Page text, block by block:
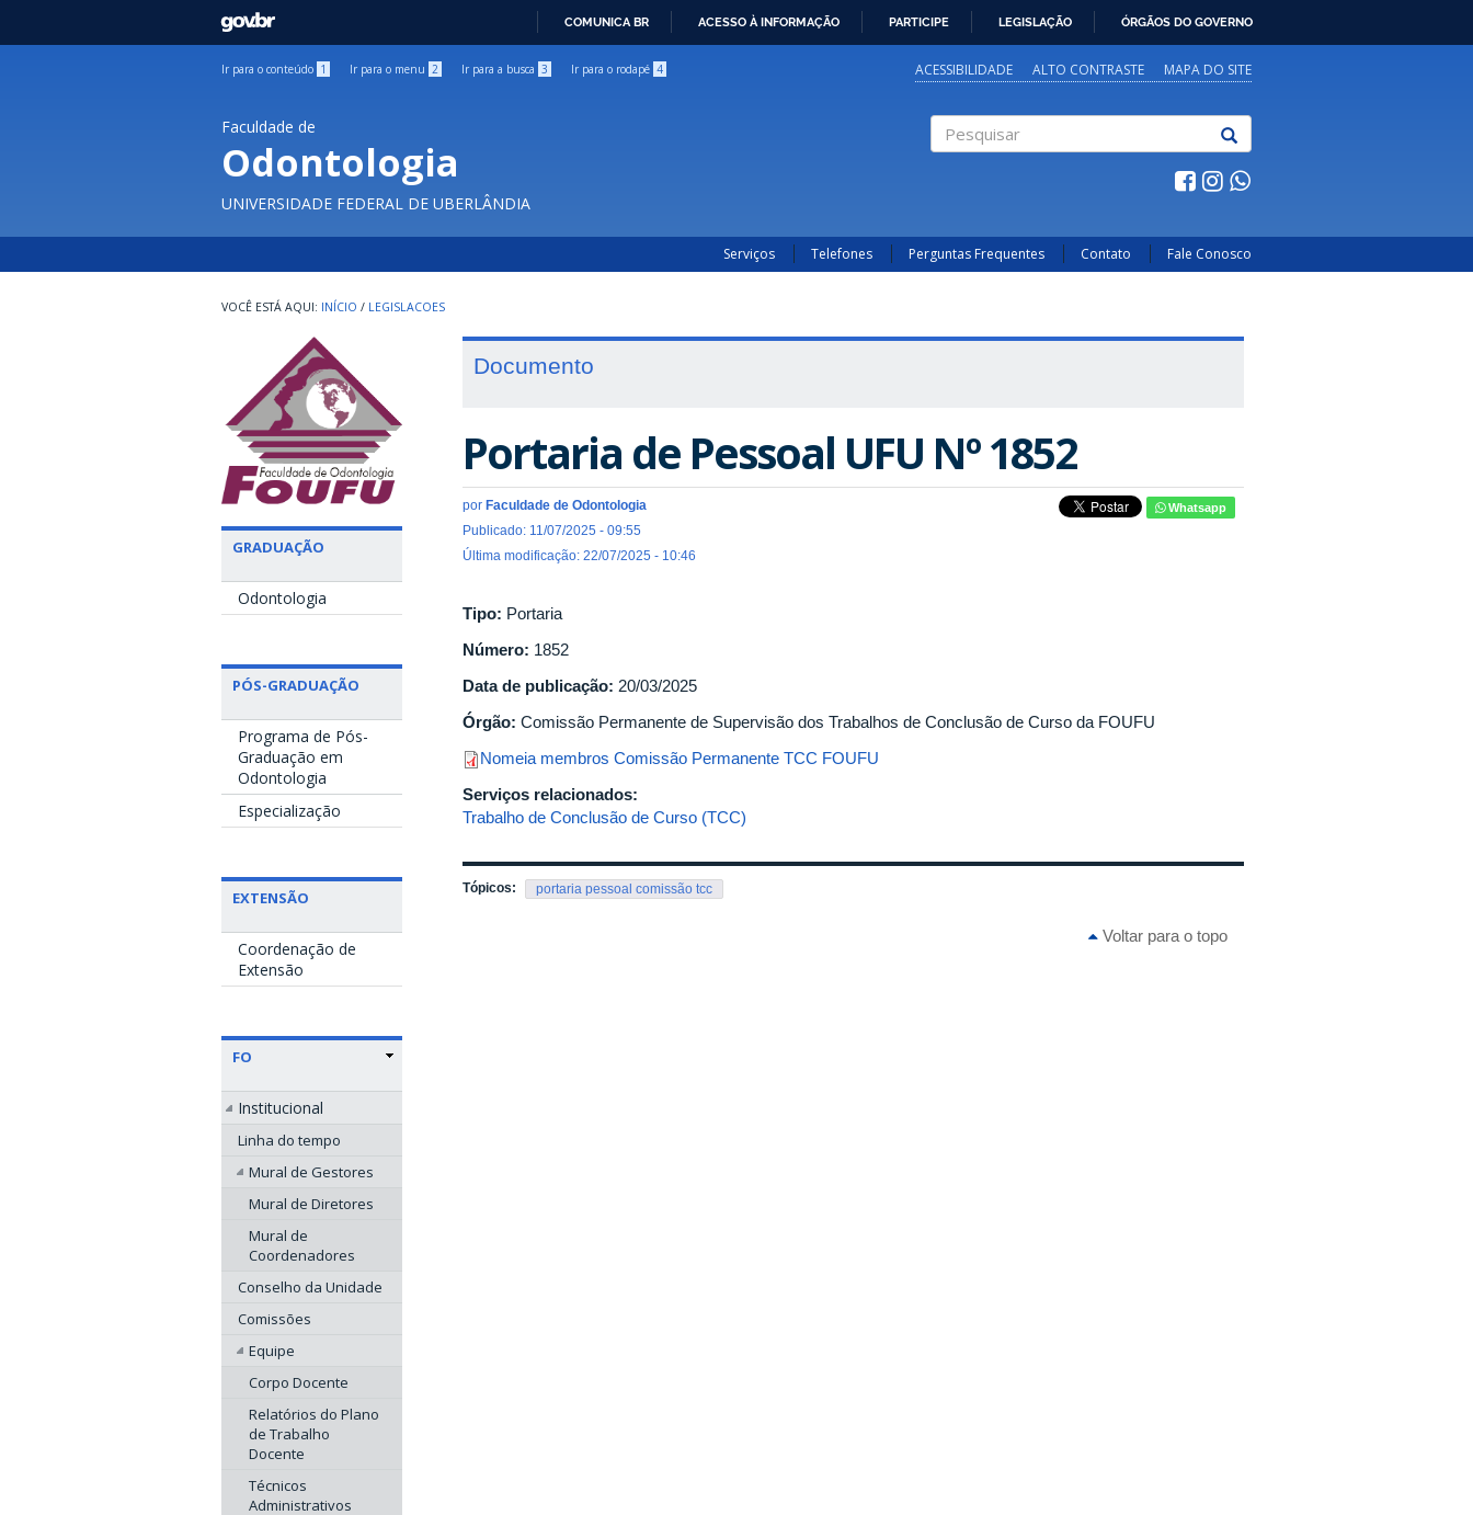
GOVBR
COMUNICA BR ACESSO À INFORMAÇÃO PARTICIPE LEGISLAÇÃO ÓRGÃOS DO GOVERNO
Ir para o conteúdo 1 Ir para o menu 2 Ir para a busca 3 Ir para o rodapé 4 ACESSIBILIDADE ALTO CONTRASTE MAPA DO SITE
Faculdade de
Odontologia
UNIVERSIDADE FEDERAL DE UBERLÂNDIA
Serviços Telefones Perguntas Frequentes Contato Fale Conosco
INÍCIO / LEGISLACOES
GRADUAÇÃO
Odontologia
PÓS-GRADUAÇÃO
Programa de Pós-
Graduação em
Odontologia
Especialização
EXTENSÃO
Coordenação de
Extensão
FO
Institucional
Linha do tempo
Mural de Gestores
Mural de Diretores
Mural de
Coordenadores
Conselho da Unidade
Comissões
Equipe
Corpo Docente
Relatórios do Plano
de Trabalho
Docente
Técnicos
Administrativos
Documento
Portaria de Pessoal UFU Nº 1852
por Faculdade de Odontologia
Publicado: 11/07/2025 - 09:55
Última modificação: 22/07/2025 - 10:46
Whatsapp
Tipo: Portaria
Número: 1852
Data de publicação: 20/03/2025
Órgão: Comissão Permanente de Supervisão dos Trabalhos de Conclusão de Curso da FOUFU
Nomeia membros Comissão Permanente TCC FOUFU
Serviços relacionados:
Trabalho de Conclusão de Curso (TCC)
Tópicos: portaria pessoal comissão tcc
Voltar para o topo